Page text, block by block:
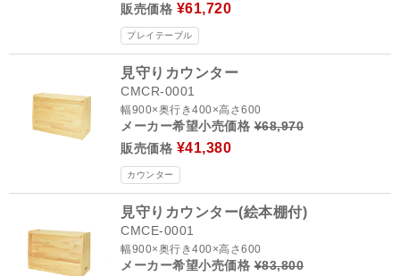
販売価格 ¥61,720
プレイテーブル
見守りカウンター
CMCR-0001
幅900×奥行き400×高さ600
メーカー希望小売価格¥68,970
販売価格 ¥41,380
カウンター
見守りカウンター(絵本棚付)
CMCE-0001
幅900×奥行き400×高さ600
メーカー希望小売価格¥83,800